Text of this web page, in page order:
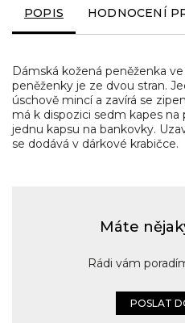
POPIS HODNOCENÍ
Dámská kožená peněženka
peněženky je ze dvou stran.
úschově mincí a zavírá se
má k dispozici sedm kapes na
jednu kapsu na bankovky.
se dodává v dárkové krabičce.
Máte
Rádi vám
POSLAT